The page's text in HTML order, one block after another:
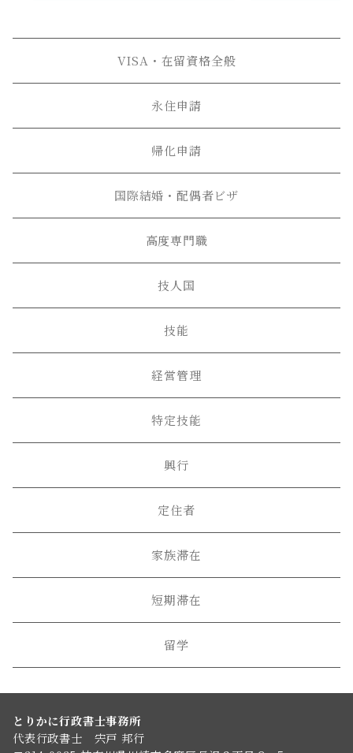
VISA・在留資格全般
永住申請
帰化申請
国際結婚・配偶者ビザ
高度専門職
技人国
技能
経営管理
特定技能
興行
定住者
家族滞在
短期滞在
留学
とりかに行政書士事務所
代表行政書士 宍戸 邦行